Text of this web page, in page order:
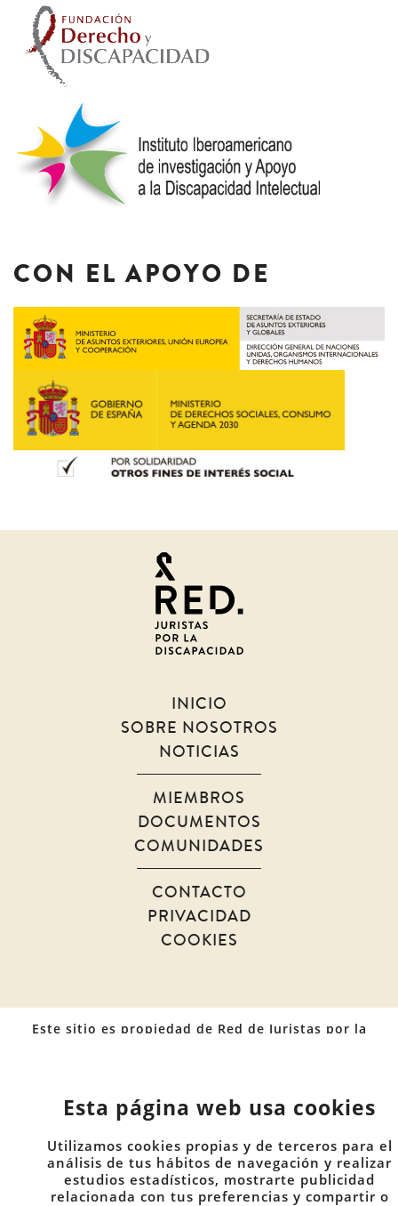
CON EL APOYO DE
discapacidad
INICIO
SOBRE NOSOTROS
NOTICIAS
MIEMBROS
DOCUMENTOS
COMUNIDADES
CONTACTO
PRIVACIDAD
COOKIES
Este sitio es propiedad de Red de Juristas por la
Esta página web usa cookies
Utilizamos cookies propias y de terceros para el
análisis de tus hábitos de navegación y realizar
estudios estadísticos, mostrarte publicidad
relacionada con tus preferencias y compartir o